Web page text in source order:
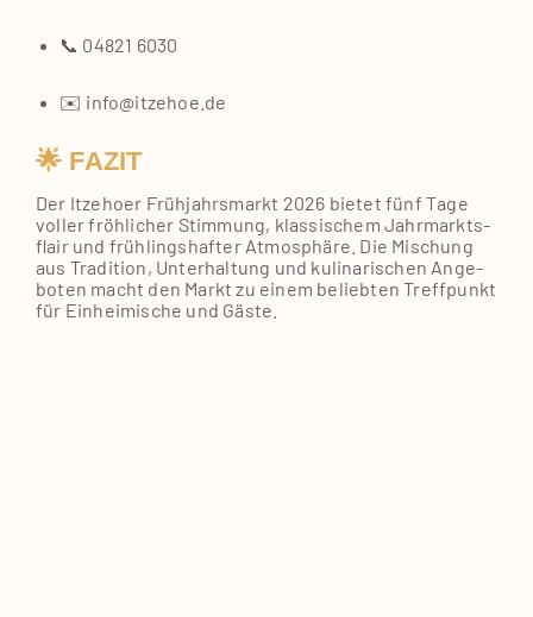
📞 04821 6030
✉️ info@itzehoe.de
🌟 FAZIT
Der Itze­hoer Früh­jahrs­markt 2026 bie­tet fünf Tage
vol­ler fröh­li­cher Stim­mung, klas­si­schem Jahr­markts­
flair und früh­lings­haf­ter Atmo­sphä­re. Die Mischung
aus Tra­di­ti­on, Unter­hal­tung und kuli­na­ri­schen Ange­
bo­ten macht den Markt zu einem belieb­ten Treff­punkt
für Ein­hei­mi­sche und Gäs­te.